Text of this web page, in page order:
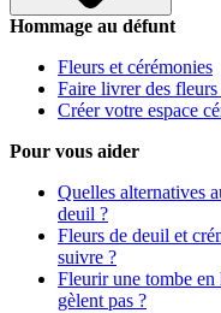
Hommage au défunt
Fleurs et cérémonies
Faire livrer des
Créer votre espace
Pour vous aider
Quelles alternatives
deuil ?
Fleurs de deuil et
suivre ?
Fleurir une tombe
gèlent pas ?